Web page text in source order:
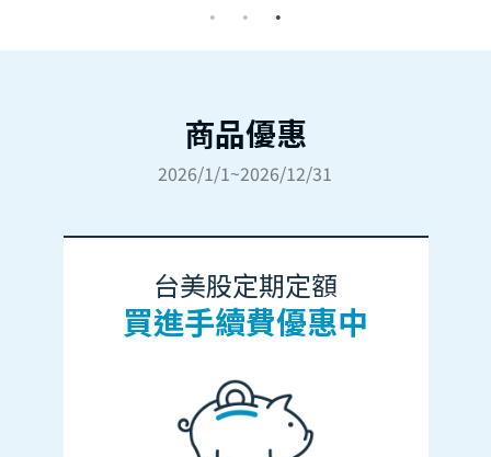
商品優惠
2026/1/1~2026/12/31
台美股定期定額
買進手續費優惠中